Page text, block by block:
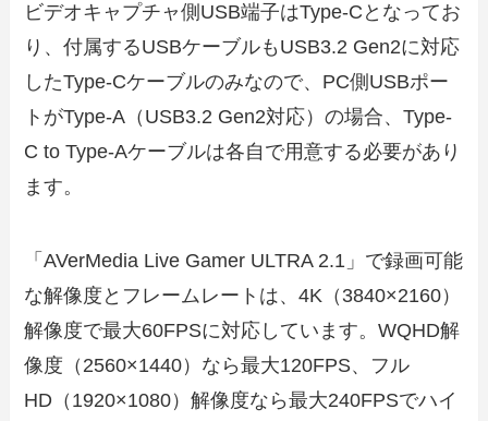
ビデオキャプチャ側USB端子はType-Cとなってお
り、付属するUSBケーブルもUSB3.2 Gen2に対応
したType-Cケーブルのみなので、PC側USBポー
トがType-A（USB3.2 Gen2対応）の場合、Type-
C to Type-Aケーブルは各自で用意する必要があり
ます。
「AVerMedia Live Gamer ULTRA 2.1」で録画可能
な解像度とフレームレートは、4K（3840×2160）
解像度で最大60FPSに対応しています。WQHD解
像度（2560×1440）なら最大120FPS、フル
HD（1920×1080）解像度なら最大240FPSでハイ